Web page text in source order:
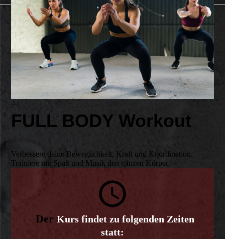
FULL BODY Workout
Verbessere deine Beweglichkeit, Kraft und Koordination.
Trainiere mit Spaß und Musik den ganzen Körper.
Der Kurs findet zu folgenden Zeiten
statt: